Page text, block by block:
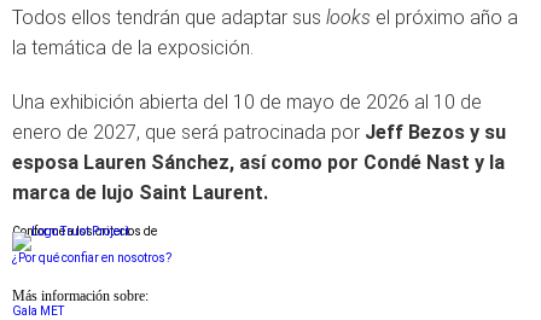
Todos ellos tendrán que adaptar sus looks el próximo año a
la temática de la exposición.
Una exhibición abierta del 10 de mayo de 2026 al 10 de
enero de 2027, que será patrocinada por Jeff Bezos y su
esposa Lauren Sánchez, así como por Condé Nast y la
marca de lujo Saint Laurent.
Conforme a los criterios de
¿Por qué confiar en nosotros?
Más información sobre:
Gala MET